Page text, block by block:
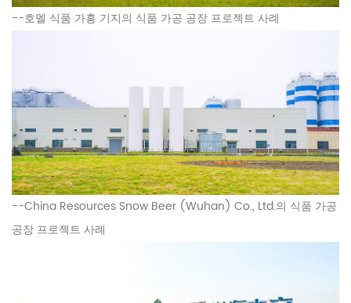
--호멜 식품 가흥 기지의 식품 가공 공장 프로젝트 사례
--China Resources Snow Beer (Wuhan) Co., Ltd.의 식품 가공
공장 프로젝트 사례